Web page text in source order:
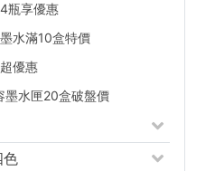
瓶享優惠
水滿10盒特價
優惠
墨水匣20盒破盤價
色